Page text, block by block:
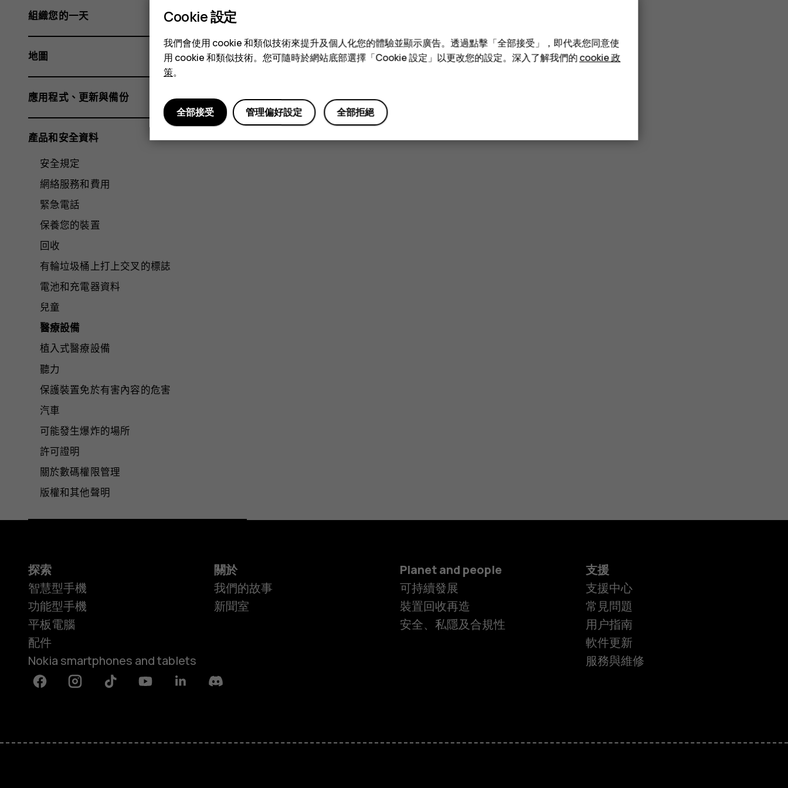
智慧型手機
組織您的一天
地圖
應用程式、更新與備份
產品和安全資料
安全規定
網絡服務和費用
緊急電話
保養您的裝置
回收
有輪垃圾桶上打上交叉的標誌
電池和充電器資料
兒童
醫療設備
植入式醫療設備
聽力
保護裝置免於有害內容的危害
汽車
可能發生爆炸的場所
許可證明
關於數碼權限管理
版權和其他聲明
探索
智慧型手機
功能型手機
平板電腦
配件
Nokia smartphones and tablets
關於
我們的故事
新聞室
Planet and people
可持續發展
裝置回收再造
安全、私隱及合規性
支援
支援中心
常見問題
用户指南
軟件更新
服務與維修
FacebookInstagramTiktok YoutubeLinkedinDiscord
Cookie 設定
我們會使用 cookie 和類似技術來提升及個人化您的體驗並顯示廣告。透過點擊「全部接受」，即代表您同意使
用 cookie 和類似技術。您可隨時於網站底部選擇「Cookie 設定」以更改您的設定。深入了解我們的cookie 政
策。
全部拒絕
管理偏好設定
全部接受